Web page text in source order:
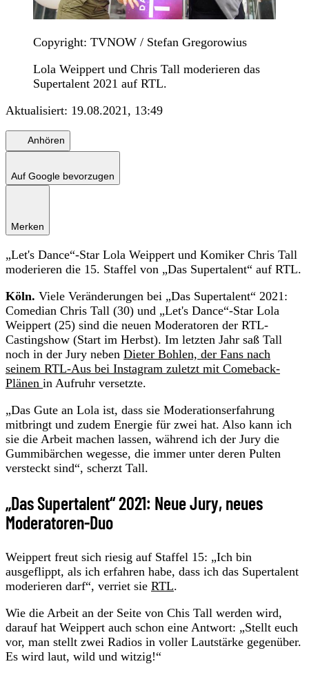
Copyright: TVNOW / Stefan Gregorowius
Lola Weippert und Chris Tall moderieren das
Supertalent 2021 auf RTL.
Aktualisiert: 19.08.2021, 13:49
Anhören
Auf Google bevorzugen
Merken
„Let's Dance“-Star Lola Weippert und Komiker Chris Tall
moderieren die 15. Staffel von „Das Supertalent“ auf RTL.
Köln. Viele Veränderungen bei „Das Supertalent“ 2021:
Comedian Chris Tall (30) und „Let's Dance“-Star Lola
Weippert (25) sind die neuen Moderatoren der RTL-
Castingshow (Start im Herbst). Im letzten Jahr saß Tall
noch in der Jury neben Dieter Bohlen, der Fans nach
seinem RTL-Aus bei Instagram zuletzt mit Comeback-
Plänen in Aufruhr versetzte.
„Das Gute an Lola ist, dass sie Moderationserfahrung
mitbringt und zudem Energie für zwei hat. Also kann ich
sie die Arbeit machen lassen, während ich der Jury die
Gummibärchen wegesse, die immer unter deren Pulten
versteckt sind“, scherzt Tall.
„Das Supertalent“ 2021: Neue Jury, neues
Moderatoren-Duo
Weippert freut sich riesig auf Staffel 15: „Ich bin
ausgeflippt, als ich erfahren habe, dass ich das Supertalent
moderieren darf“, verriet sie RTL.
Wie die Arbeit an der Seite von Chis Tall werden wird,
darauf hat Weippert auch schon eine Antwort: „Stellt euch
vor, man stellt zwei Radios in voller Lautstärke gegenüber.
Es wird laut, wild und witzig!“